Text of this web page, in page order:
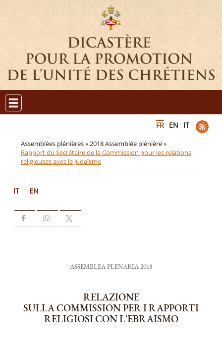
FR EN IT
Assemblées plénières »2018 Assemblée plénière »
Rapport du Secrétaire de la Commission pour les relations
religieuses avec le Judaïsme
IT EN
ASSEMBLEA PLENARIA 2018
RELAZIONE
SULLA COMMISSION PER I RAPPORTI
RELIGIOSI CON L'EBRAISMO